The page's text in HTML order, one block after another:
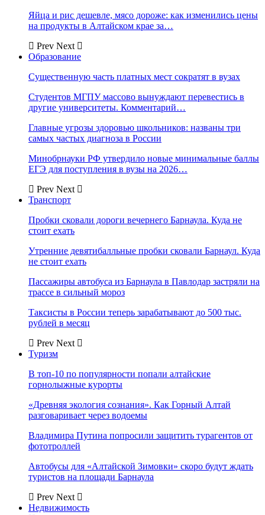
Яйца и рис дешевле, мясо дороже: как изменились цены
на продукты в Алтайском крае за…
Prev Next
Образование
Существенную часть платных мест сократят в вузах
Студентов МГПУ массово вынуждают перевестись в
другие университеты. Комментарий…
Главные угрозы здоровью школьников: названы три
самых частых диагноза в России
Минобрнауки РФ утвердило новые минимальные баллы
ЕГЭ для поступления в вузы на 2026…
Prev Next
Транспорт
Пробки сковали дороги вечернего Барнаула. Куда не
стоит ехать
Утренние девятибалльные пробки сковали Барнаул. Куда
не стоит ехать
Пассажиры автобуса из Барнаула в Павлодар застряли на
трассе в сильный мороз
Таксисты в России теперь зарабатывают до 500 тыс.
рублей в месяц
Prev Next
Туризм
В топ-10 по популярности попали алтайские
горнолыжные курорты
«Древняя экология сознания». Как Горный Алтай
разговаривает через водоемы
Владимира Путина попросили защитить турагентов от
фототроллей
Автобусы для «Алтайской Зимовки» скоро будут ждать
туристов на площади Барнаула
Prev Next
Недвижимость